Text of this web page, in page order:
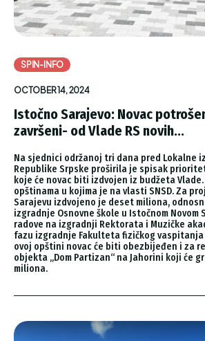
SPIN-INFO
OCTOBER 14, 2024
Istočno Sarajevo: Novac
završeni- od Vlade RS novih...
Na sjednici održanoj tri dana pred Lokalne
Republike Srpske proširila je spisak
koje će novac biti izdvojen iz budžeta
opštinama u kojima je na vlasti SNSD. Za
Sarajevu izdvojeno je deset miliona,
izgradnje Osnovne škole u Istočnom Novom
radove na izgradnji Rektorata i Muzičke
fazu izgradnje Fakulteta fizičkog vaspitanja
ovoj opštini novac će biti obezbijeđen i za
objekta „Dom Partizan“ na Jahorini koji će
miliona.